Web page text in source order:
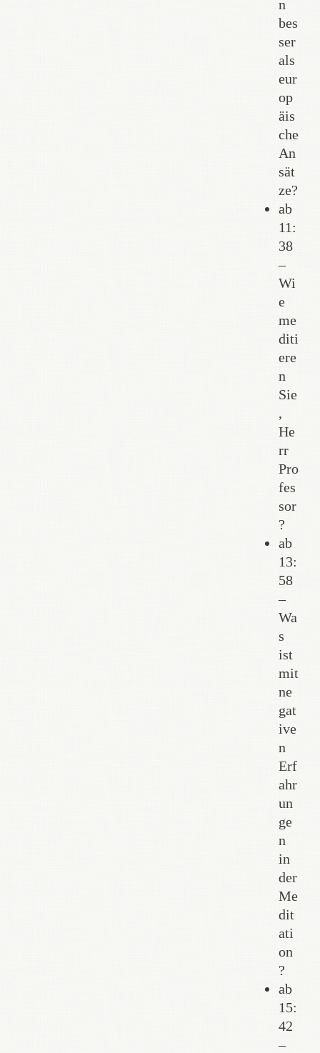
n
bes
ser
als
eur
op
äis
che
An
sät
ze?
ab
11:
38
–
Wi
e
me
diti
ere
n
Sie
,
He
rr
Pro
fes
sor
?
ab
13:
58
–
Wa
s
ist
mit
ne
gat
ive
n
Erf
ahr
un
ge
n
in
der
Me
dit
ati
on
?
ab
15:
42
–